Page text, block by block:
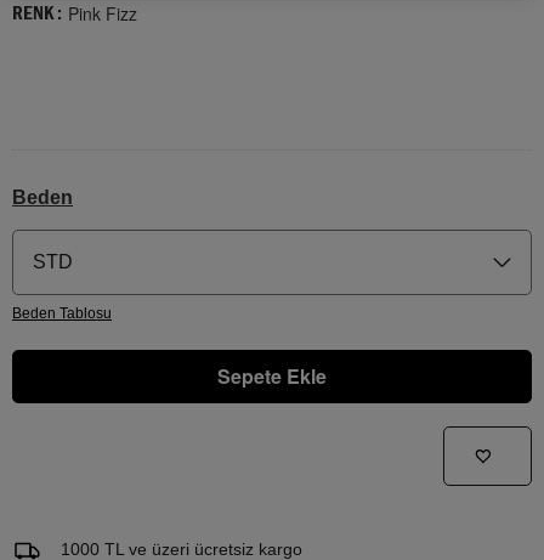
RENK : Pink Fizz
Beden
STD
Beden Tablosu
Sepete Ekle
Email Adresi
1000 TL ve üzeri ücretsiz kargo